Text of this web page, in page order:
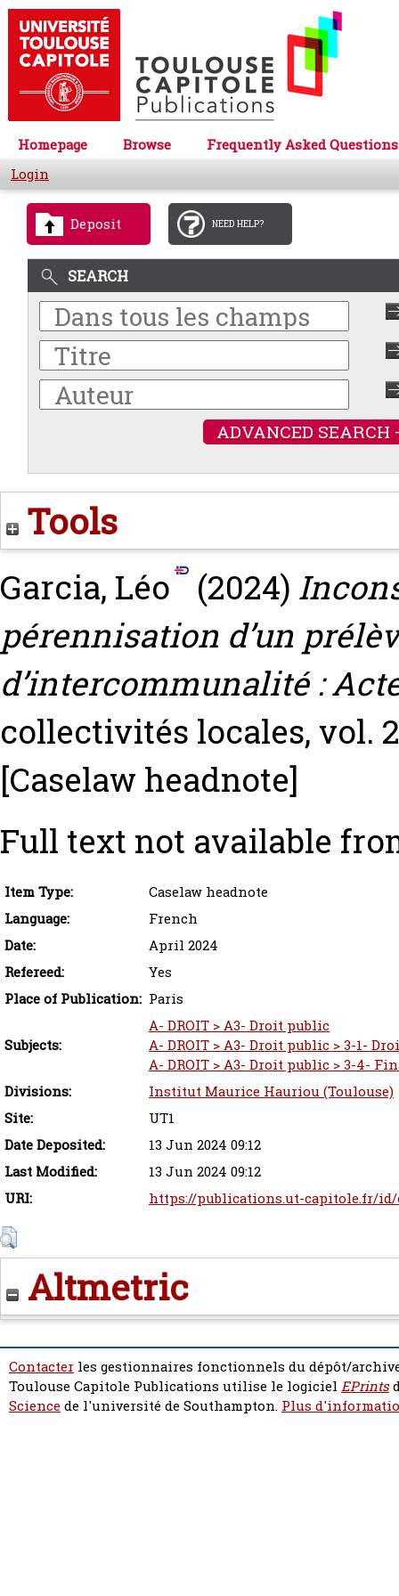
Homepage Browse
Frequently Asked Questions
Login
Deposit NEED HELP?
SEARCH
ADVANCED SEARCH
Tools
Garcia, Léo (2024)
pérennisation d’un
d’intercommunalité :
collectivités locales, vol.
[Caselaw headnote]
Full text not available
Item Type:
Caselaw headnote
Language:
French
Date:
April 2024
Refereed:
Yes
Place of Publication: Paris
Subjects:
A- DROIT > A3- Droit public
A- DROIT > A3- Droit public > 3-1-
A- DROIT > A3- Droit public > 3-4-
Divisions:
Institut Maurice Hauriou (Toulouse)
Site:
UT1
Date Deposited:
13 Jun 2024 09:12
Last Modified:
13 Jun 2024 09:12
URI:
https://publications.ut-capitole.fr/
Altmetric
Contacter les gestionnaires fonctionnels du dépôt/
Toulouse Capitole Publications utilise le logiciel EPrints
Sciencede l'université de Southampton. Plus